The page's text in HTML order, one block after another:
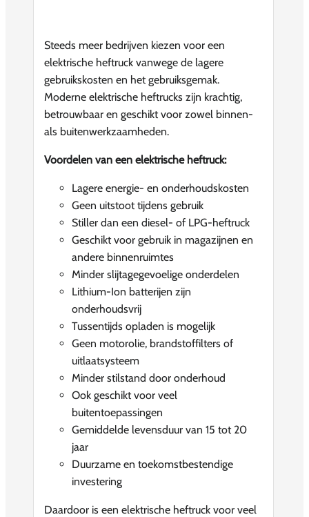
Steeds meer bedrijven kiezen voor een
elektrische heftruck vanwege de lagere
gebruikskosten en het gebruiksgemak.
Moderne elektrische heftrucks zijn krachtig,
betrouwbaar en geschikt voor zowel binnen-
als buitenwerkzaamheden.
Voordelen van een elektrische heftruck:
Lagere energie- en onderhoudskosten
Geen uitstoot tijdens gebruik
Stiller dan een diesel- of LPG-heftruck
Geschikt voor gebruik in magazijnen en
andere binnenruimtes
Minder slijtagegevoelige onderdelen
Lithium-Ion batterijen zijn
onderhoudsvrij
Tussentijds opladen is mogelijk
Geen motorolie, brandstoffilters of
uitlaatsysteem
Minder stilstand door onderhoud
Ook geschikt voor veel
buitentoepassingen
Gemiddelde levensduur van 15 tot 20
jaar
Duurzame en toekomstbestendige
investering
Daardoor is een elektrische heftruck voor veel